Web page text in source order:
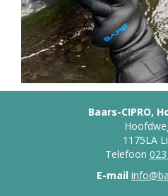
Baars-CIPRO,
1175LA
Telefoon
E-mail